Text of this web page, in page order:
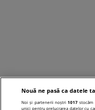
Nouă ne pasă ca datele
Noi și partenerii noștri1017 stocăm
unici pentru prelucrarea datelor cu